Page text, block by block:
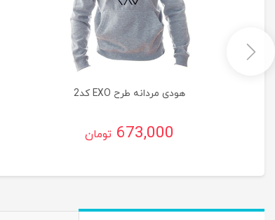
هودی مردانه طرح EXO کد2
673,000 تومان